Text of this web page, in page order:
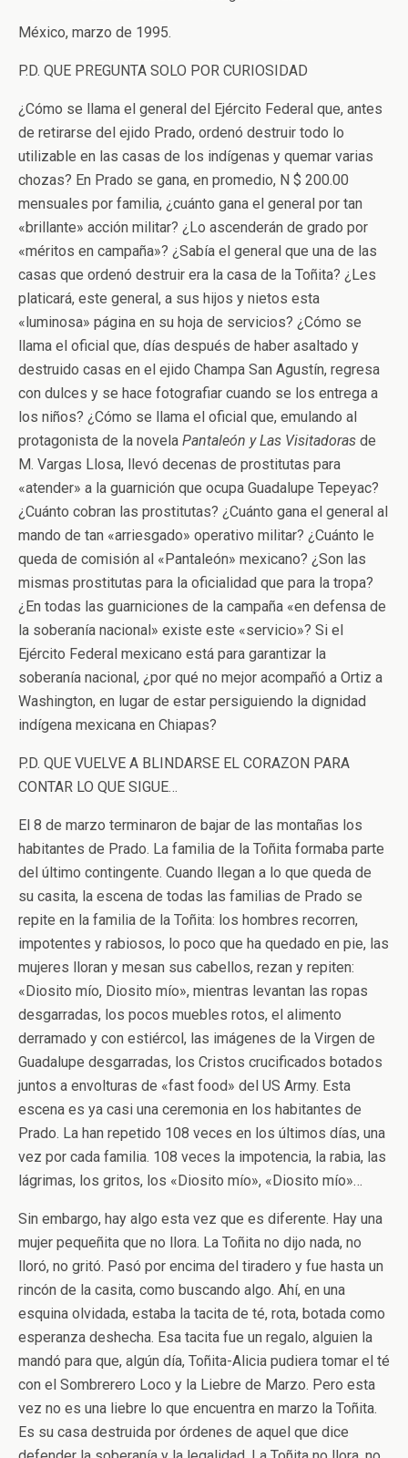
México, marzo de 1995.
P.D. QUE PREGUNTA SOLO POR CURIOSIDAD
¿Cómo se llama el general del Ejército Federal que, antes
de retirarse del ejido Prado, ordenó destruir todo lo
utilizable en las casas de los indígenas y quemar varias
chozas? En Prado se gana, en promedio, N $ 200.00
mensuales por familia, ¿cuánto gana el general por tan
«brillante» acción militar? ¿Lo ascenderán de grado por
«méritos en campaña»? ¿Sabía el general que una de las
casas que ordenó destruir era la casa de la Toñita? ¿Les
platicará, este general, a sus hijos y nietos esta
«luminosa» página en su hoja de servicios? ¿Cómo se
llama el oficial que, días después de haber asaltado y
destruido casas en el ejido Champa San Agustín, regresa
con dulces y se hace fotografiar cuando se los entrega a
los niños? ¿Cómo se llama el oficial que, emulando al
protagonista de la novela Pantaleón y Las Visitadoras de
M. Vargas Llosa, llevó decenas de prostitutas para
«atender» a la guarnición que ocupa Guadalupe Tepeyac?
¿Cuánto cobran las prostitutas? ¿Cuánto gana el general al
mando de tan «arriesgado» operativo militar? ¿Cuánto le
queda de comisión al «Pantaleón» mexicano? ¿Son las
mismas prostitutas para la oficialidad que para la tropa?
¿En todas las guarniciones de la campaña «en defensa de
la soberanía nacional» existe este «servicio»? Si el
Ejército Federal mexicano está para garantizar la
soberanía nacional, ¿por qué no mejor acompañó a Ortiz a
Washington, en lugar de estar persiguiendo la dignidad
indígena mexicana en Chiapas?
P.D. QUE VUELVE A BLINDARSE EL CORAZON PARA
CONTAR LO QUE SIGUE…
El 8 de marzo terminaron de bajar de las montañas los
habitantes de Prado. La familia de la Toñita formaba parte
del último contingente. Cuando llegan a lo que queda de
su casita, la escena de todas las familias de Prado se
repite en la familia de la Toñita: los hombres recorren,
impotentes y rabiosos, lo poco que ha quedado en pie, las
mujeres lloran y mesan sus cabellos, rezan y repiten:
«Diosito mío, Diosito mío», mientras levantan las ropas
desgarradas, los pocos muebles rotos, el alimento
derramado y con estiércol, las imágenes de la Virgen de
Guadalupe desgarradas, los Cristos crucificados botados
juntos a envolturas de «fast food» del US Army. Esta
escena es ya casi una ceremonia en los habitantes de
Prado. La han repetido 108 veces en los últimos días, una
vez por cada familia. 108 veces la impotencia, la rabia, las
lágrimas, los gritos, los «Diosito mío», «Diosito mío»…
Sin embargo, hay algo esta vez que es diferente. Hay una
mujer pequeñita que no llora. La Toñita no dijo nada, no
lloró, no gritó. Pasó por encima del tiradero y fue hasta un
rincón de la casita, como buscando algo. Ahí, en una
esquina olvidada, estaba la tacita de té, rota, botada como
esperanza deshecha. Esa tacita fue un regalo, alguien la
mandó para que, algún día, Toñita-Alicia pudiera tomar el té
con el Sombrerero Loco y la Liebre de Marzo. Pero esta
vez no es una liebre lo que encuentra en marzo la Toñita.
Es su casa destruida por órdenes de aquel que dice